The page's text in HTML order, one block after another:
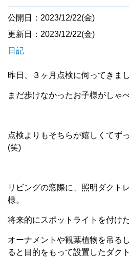
公開日：2023/12/22(金)
更新日：2023/12/22(金)
日記
昨日、３ヶ月点検に伺ってきま
まだ歩けなかったお子様がしゃ
点検よりもそちらが嬉しくてず
(笑)
リビングの窓際に、照明ダクト
様。
将来的にスポットライトを付け
オーナメントや観葉植物を吊る
ると目的をもって設置したダク